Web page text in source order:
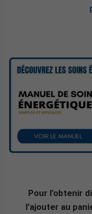
Pour l’obtenir
l’ajouter au